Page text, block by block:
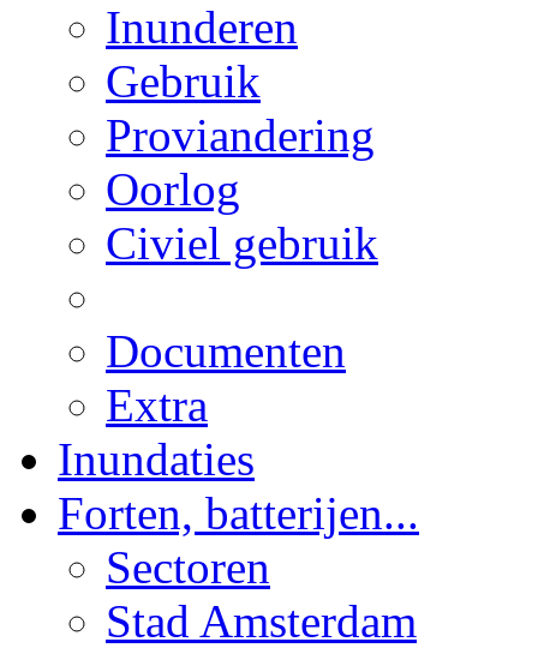
Inunderen
Gebruik
Proviandering
Oorlog
Civiel gebruik
Documenten
Extra
Inundaties
Forten, batterijen...
Sectoren
Stad Amsterdam